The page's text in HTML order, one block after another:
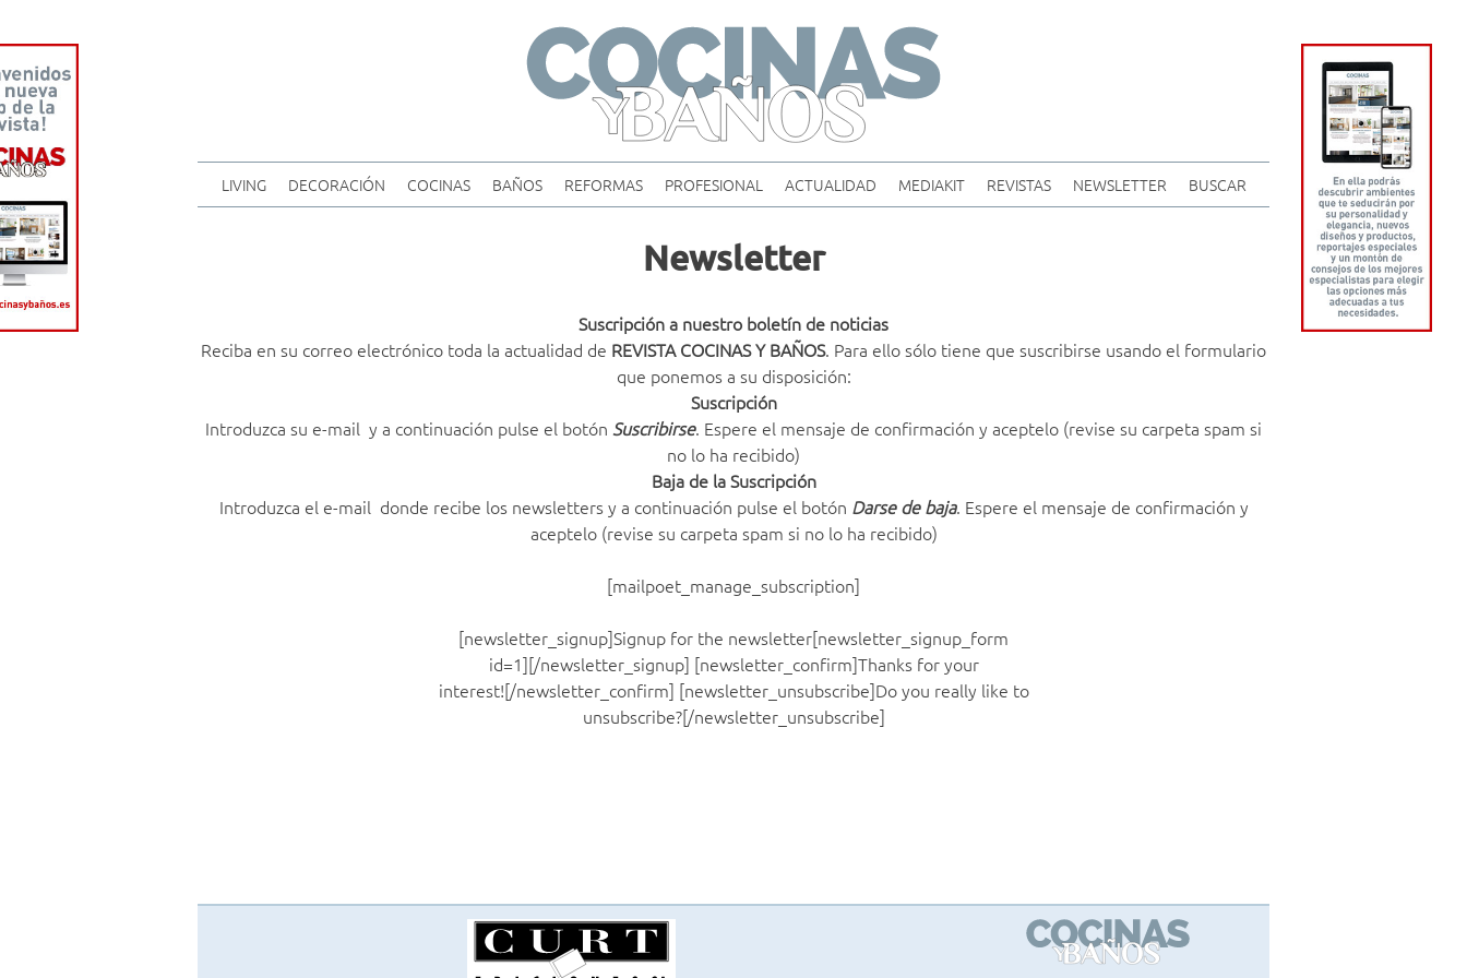
content
LIVING DECORACIÓN COCINAS BAÑOS REFORMAS PROFESIONAL ACTUALIDAD MEDIAKIT REVISTAS NEWSLETTER BUSCAR
Newsletter
Suscripción a nuestro boletín de noticias
Reciba en su correo electrónico toda la actualidad de REVISTA COCINAS Y BAÑOS. Para ello sólo tiene que suscribirse usando el formulario
que ponemos a su disposición:
Suscripción
Introduzca su e-mail y a continuación pulse el botón Suscribirse. Espere el mensaje de confirmación y aceptelo (revise su carpeta spam si
no lo ha recibido)
Baja de la Suscripción
Introduzca el e-mail donde recibe los newsletters y a continuación pulse el botón Darse de baja. Espere el mensaje de confirmación y
aceptelo (revise su carpeta spam si no lo ha recibido)
[mailpoet_manage_subscription]
[newsletter_signup]Signup for the newsletter[newsletter_signup_form
id=1][/newsletter_signup] [newsletter_confirm]Thanks for your
interest![/newsletter_confirm] [newsletter_unsubscribe]Do you really like to
unsubscribe?[/newsletter_unsubscribe]